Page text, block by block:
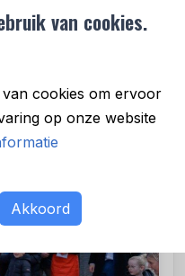
van cookies.
cookies om ervoor
op onze website
Akkoord